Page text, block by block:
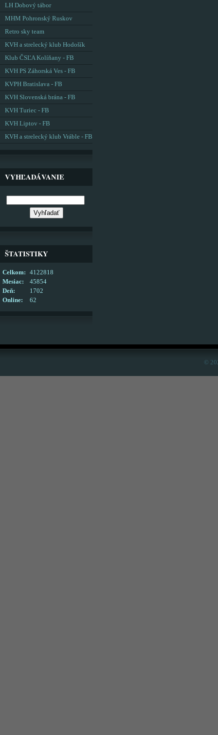
LH Dobový tábor
MHM Pohronský Ruskov
Retro sky team
KVH a strelecký klub Hodošík
Klub ČSĽA Kolíňany - FB
KVH PS Záhorská Ves - FB
KVPH Bratislava - FB
KVH Slovenská brána - FB
KVH Turiec - FB
KVH Liptov - FB
KVH a strelecký klub Vráble - FB
VYHĽADÁVANIE
ŠTATISTIKY
Online: 62
Celkom:
4122818
Mesiac:
45854
Deň:
1702
©